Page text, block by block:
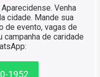
Venha
cidade. Mande sua
de evento, vagas de
campanha de caridade
1952